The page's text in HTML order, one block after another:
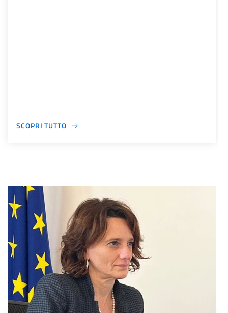
SCOPRI TUTTO